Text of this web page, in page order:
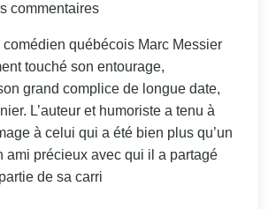
commentaires
comédien québécois Marc Messier
touché son entourage,
grand complice de longue date,
L’auteur et humoriste a tenu à
à celui qui a été bien plus qu’un
ami précieux avec qui il a partagé
de sa carri